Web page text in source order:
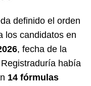
definido el orden
los candidatos en
, fecha de la
había
14 fórmulas